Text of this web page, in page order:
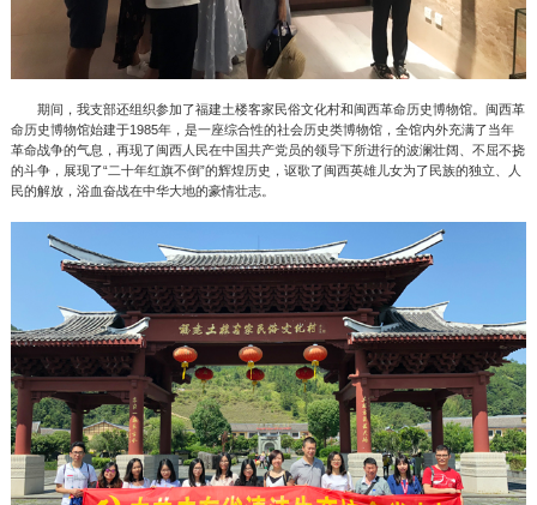
期间，我支部还组织参加了福建土楼客家民俗文化村和闽西革命历史博物馆。闽西革
命历史博物馆始建于1985年，是一座综合性的社会历史类博物馆，全馆内外充满了当年
革命战争的气息，再现了闽西人民在中国共产党员的领导下所进行的波澜壮阔、不屈不挠
的斗争，展现了“二十年红旗不倒”的辉煌历史，讴歌了闽西英雄儿女为了民族的独立、人
民的解放，浴血奋战在中华大地的豪情壮志。